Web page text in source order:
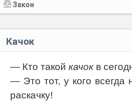
Закон
Качок
— Кто такой качокв
— Это тот, у кого всегда
раскачку!